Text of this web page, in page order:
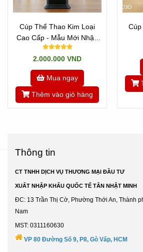
Cúp Thể Thao Kim Loại
Cao Cấp - Mẫu Mới Nhập
VIP 7 Cao 68 cm
2.000.000 VND
Mua ngay
Thêm vào giỏ hàng
Cúp
Thông tin
CT TNHH DỊCH VỤ THƯƠNG MẠI ĐẦU TƯ
XUẤT NHẬP KHẨU QUỐC TẾ TÂN NHẬT MINH
ĐC: 13 Trần Thị Cờ, Phường Thới An, Thành
Nam
MST: 0311160630
VP 80 Đường Số 9, P8, Gò Vấp, HCM